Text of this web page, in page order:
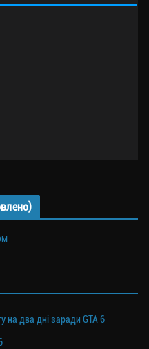
на два дні заради GTA 6